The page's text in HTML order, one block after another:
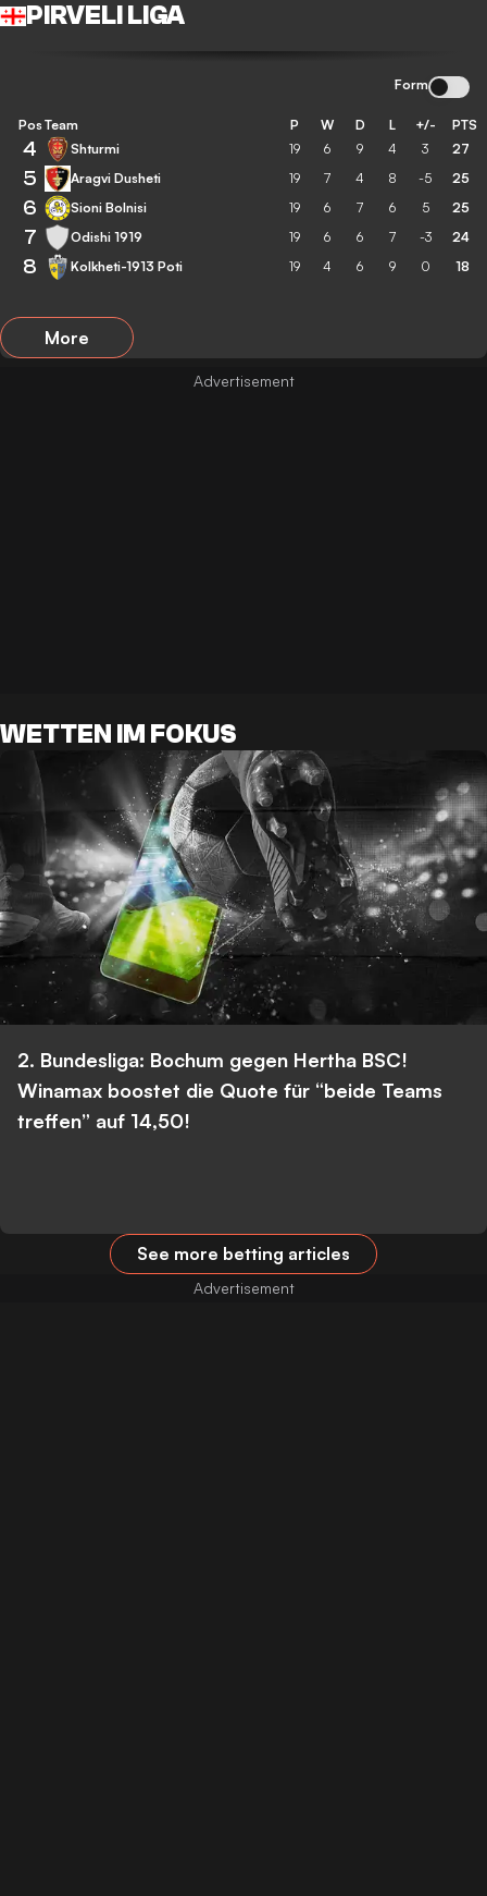
PIRVELI LIGA
Form
Pos Team P W D L +/- PTS
4 Shturmi 19 6 9 4 3 27
5 Aragvi Dusheti 19 7 4 8 -5 25
6 Sioni Bolnisi 19 6 7 6 5 25
7 Odishi 1919 19 6 6 7 -3 24
8 Kolkheti-1913 Poti 19 4 6 9 0 18
More
WETTEN IM FOKUS
2. Bundesliga: Bochum gegen Hertha BSC!
Winamax boostet die Quote für “beide Teams
treffen” auf 14,50!
See more betting articles